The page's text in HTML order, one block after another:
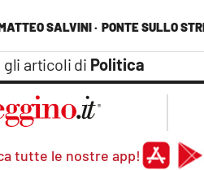
Vai
SALVINI · PONTE SULLO
gli articoli di Politica
tutte le nostre app!